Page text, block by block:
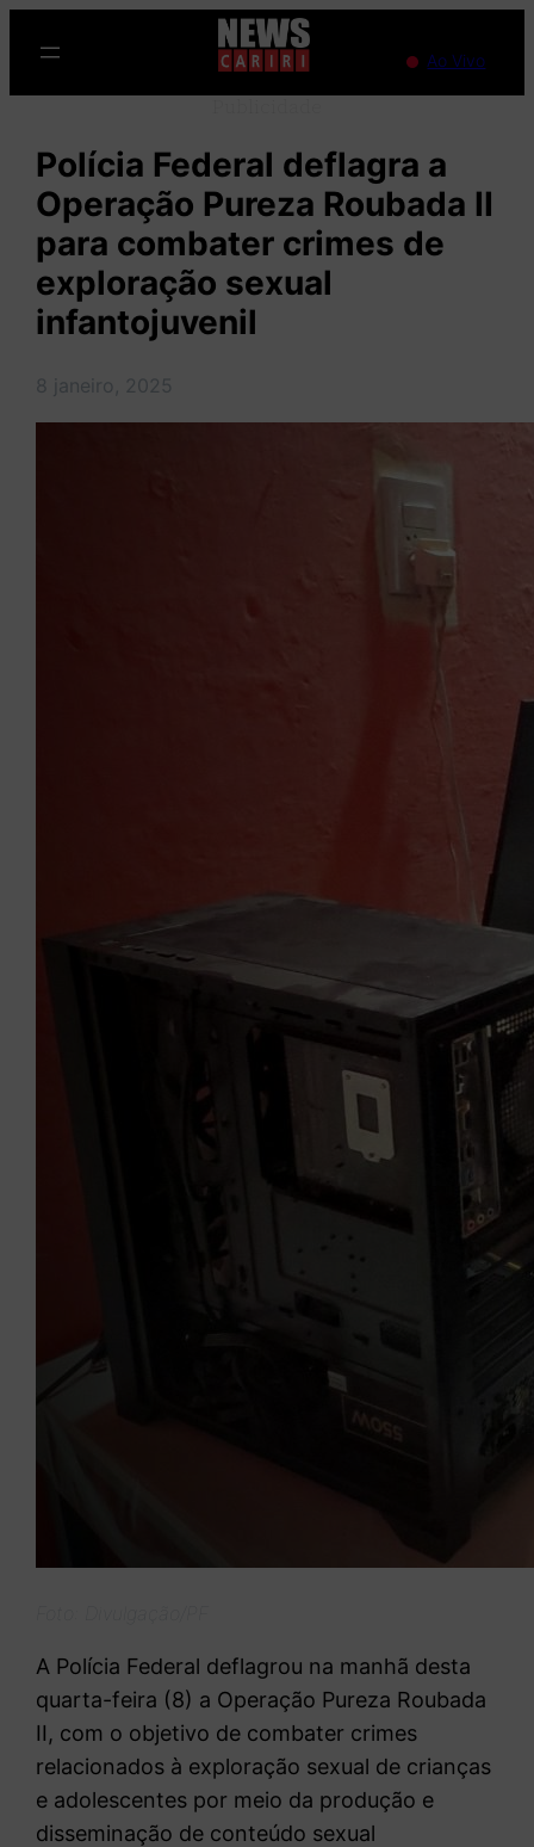
para
o
Ao Vivo
Polícia Federal deflagra a
Operação Pureza Roubada II
para combater crimes de
exploração sexual
infantojuvenil
8 janeiro, 2025
A Polícia Federal deflagrou na manhã desta
quarta-feira (8) a Operação Pureza Roubada
II, com o objetivo de combater crimes
relacionados à exploração sexual de crianças
e adolescentes por meio da produção e
disseminação de conteúdo sexual